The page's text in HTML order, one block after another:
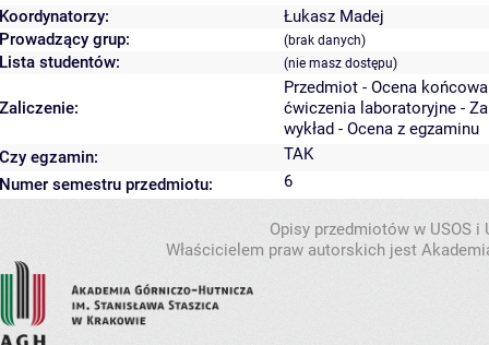
Koordynatorzy:
Łukasz Madej
Prowadzący grup:
(brak danych)
Lista studentów: (nie masz dostępu)
Zaliczenie:
Przedmiot - Ocena
ćwiczenia laboratoryjne -
wykład - Ocena z egzaminu
Czy egzamin:
TAK
Numer semestru przedmiotu:
6
Opisy przedmiotów w USOS
Właścicielem praw autorskich jest